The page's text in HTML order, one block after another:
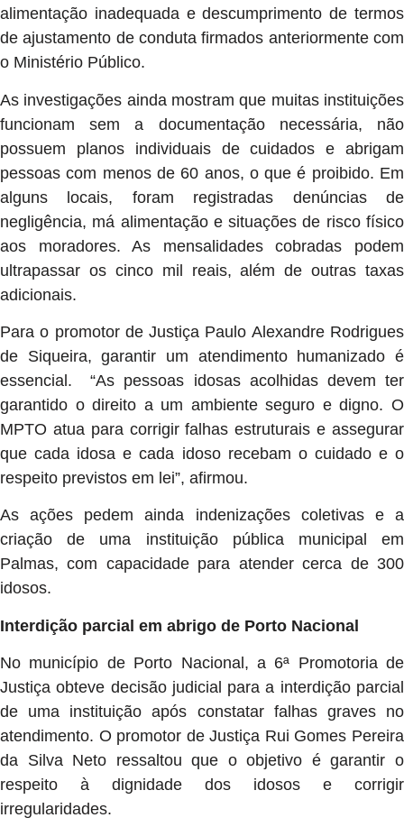
alimentação inadequada e descumprimento de termos
de ajustamento de conduta firmados anteriormente com
o Ministério Público.
As investigações ainda mostram que muitas instituições
funcionam sem a documentação necessária, não
possuem planos individuais de cuidados e abrigam
pessoas com menos de 60 anos, o que é proibido. Em
alguns locais, foram registradas denúncias de
negligência, má alimentação e situações de risco físico
aos moradores. As mensalidades cobradas podem
ultrapassar os cinco mil reais, além de outras taxas
adicionais.
Para o promotor de Justiça Paulo Alexandre Rodrigues
de Siqueira, garantir um atendimento humanizado é
essencial. “As pessoas idosas acolhidas devem ter
garantido o direito a um ambiente seguro e digno. O
MPTO atua para corrigir falhas estruturais e assegurar
que cada idosa e cada idoso recebam o cuidado e o
respeito previstos em lei”, afirmou.
As ações pedem ainda indenizações coletivas e a
criação de uma instituição pública municipal em
Palmas, com capacidade para atender cerca de 300
idosos.
Interdição parcial em abrigo de Porto Nacional
No município de Porto Nacional, a 6ª Promotoria de
Justiça obteve decisão judicial para a interdição parcial
de uma instituição após constatar falhas graves no
atendimento. O promotor de Justiça Rui Gomes Pereira
da Silva Neto ressaltou que o objetivo é garantir o
respeito à dignidade dos idosos e corrigir
irregularidades.